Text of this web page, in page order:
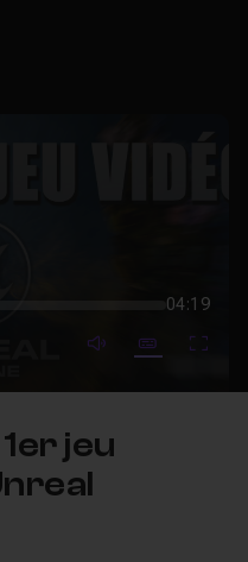
04:19
mute video
Subtitles
jeu